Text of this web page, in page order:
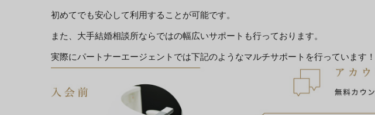
初めてでも安心して利用することが可能です。
また、大手結婚相談所ならではの幅広いサポートも行っております。
実際にパートナーエージェントでは下記のようなマルチサポートを行っています！